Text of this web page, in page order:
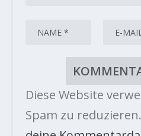
Diese Website
Spam zu reduzieren.